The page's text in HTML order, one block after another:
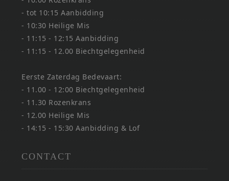
- tot 10:15 Aanbidding
- 10:30 Heilige Mis
- 11:15 - 12:15 Aanbidding
- 11:15 - 12.00 Biechtgelegenheid
Eerste Zaterdag Bedevaart:
- 11.00 - 12:00 Biechtgelegenheid
- 11.30 Rozenkrans
- 12.00 Heilige Mis
- 14:15 - 15:30 Aanbidding & Lof
CONTACT